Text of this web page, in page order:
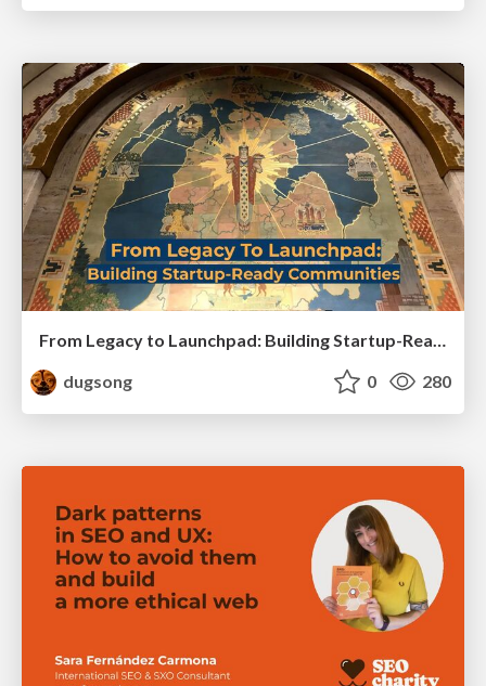
From Legacy to Launchpad: Building Startup-Ready Communities
dugsong
0 280